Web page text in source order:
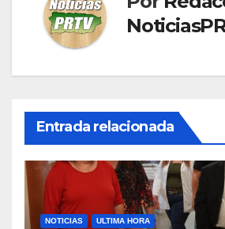
Entrada relacionada
NOTICIAS ULTIMA HORA